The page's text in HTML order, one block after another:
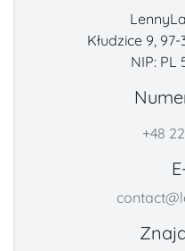
Kłudzice 9,
NIP: PL
+48